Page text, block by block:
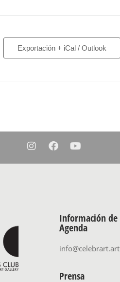
Exportación + iCal / Outlook
Información de
Agenda
info@celebrart.art
Prensa